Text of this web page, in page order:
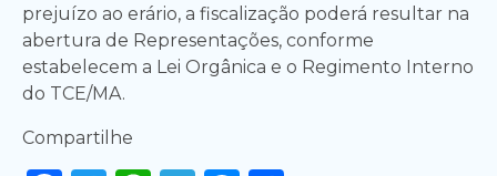
prejuízo ao erário, a fiscalização poderá resultar na
abertura de Representações, conforme
estabelecem a Lei Orgânica e o Regimento Interno
do TCE/MA.
Compartilhe